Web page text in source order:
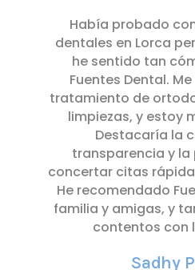
Había probado
dentales en Lorca
he sentido tan
Fuentes Dental.
tratamiento de
limpiezas, y estoy
Destacaría la
transparencia y
concertar citas
He recomendado
familia y amigas, y
contentos con
Sadhy